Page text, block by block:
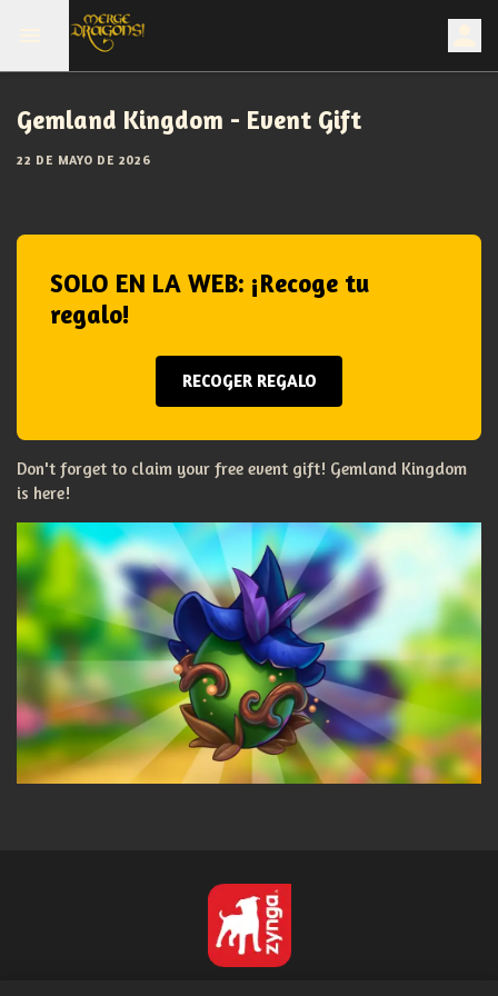
Gemland Kingdom - Event Gift
22 DE MAYO DE 2026
SOLO EN LA WEB: ¡Recoge tu
regalo!
RECOGER REGALO
Don't forget to claim your free event gift! Gemland Kingdom
is here!